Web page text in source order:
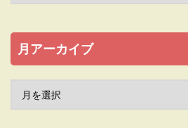
月アーカイブ